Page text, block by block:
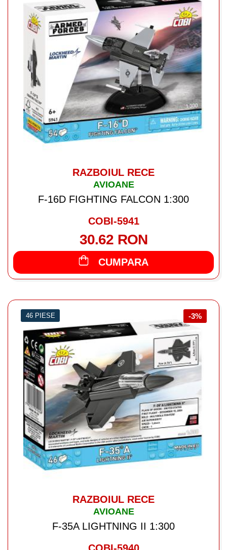
RAZBOIUL RECE
AVIOANE
F-16D FIGHTING FALCON 1:300
COBI-5941
30.62 RON
CUMPARA
-3%
46 PIESE
RAZBOIUL RECE
AVIOANE
F-35A LIGHTNING II 1:300